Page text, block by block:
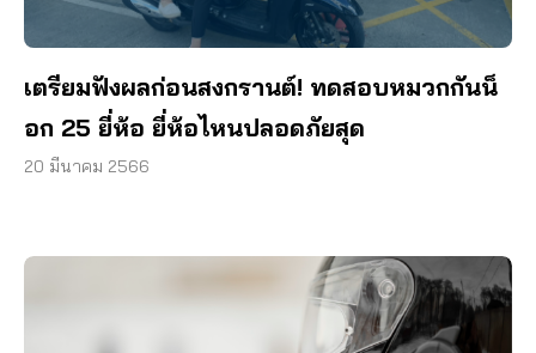
เตรียมฟังผลก่อนสงกรานต์! ทดสอบหมวกกันน็
อก 25 ยี่ห้อ ยี่ห้อไหนปลอดภัยสุด
20 มีนาคม 2566